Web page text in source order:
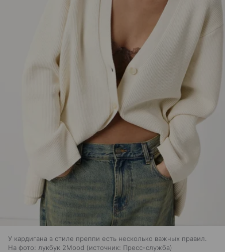
У кардигана в стиле преппи есть несколько важных правил.
На фото: лукбук 2Mood
источник: Пресс-служба